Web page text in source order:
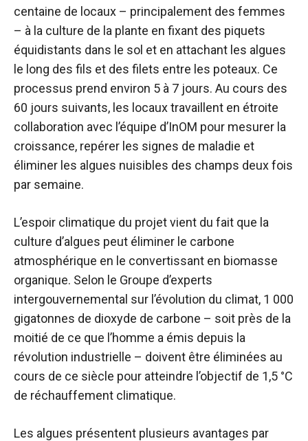
centaine de locaux – principalement des femmes
– à la culture de la plante en fixant des piquets
équidistants dans le sol et en attachant les algues
le long des fils et des filets entre les poteaux. Ce
processus prend environ 5 à 7 jours. Au cours des
60 jours suivants, les locaux travaillent en étroite
collaboration avec l’équipe d’InOM pour mesurer la
croissance, repérer les signes de maladie et
éliminer les algues nuisibles des champs deux fois
par semaine.
L’espoir climatique du projet vient du fait que la
culture d’algues peut éliminer le carbone
atmosphérique en le convertissant en biomasse
organique. Selon le Groupe d’experts
intergouvernemental sur l’évolution du climat, 1 000
gigatonnes de dioxyde de carbone – soit près de la
moitié de ce que l’homme a émis depuis la
révolution industrielle – doivent être éliminées au
cours de ce siècle pour atteindre l’objectif de 1,5 °C
de réchauffement climatique.
Les algues présentent plusieurs avantages par